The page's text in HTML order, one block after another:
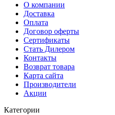
О компании
Доставка
Оплата
Договор оферты
Сертификаты
Стать Дилером
Контакты
Возврат товара
Карта сайта
Производители
Акции
Категории